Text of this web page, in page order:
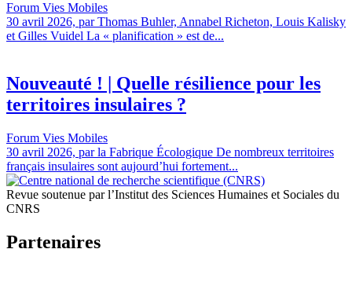
Forum Vies Mobiles
30 avril 2026, par Thomas Buhler, Annabel Richeton, Louis Kalisky
et Gilles Vuidel La « planification » est de...
Nouveauté ! | Quelle résilience pour les
territoires insulaires ?
Forum Vies Mobiles
30 avril 2026, par la Fabrique Écologique De nombreux territoires
français insulaires sont aujourd’hui fortement...
Revue soutenue par l’Institut des Sciences Humaines et Sociales du
CNRS
Partenaires